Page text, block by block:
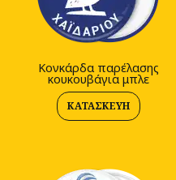
Κονκάρδα παρέλασης
κουκουβάγια μπλε
ΚΑΤΑΣΚΕΥΉ